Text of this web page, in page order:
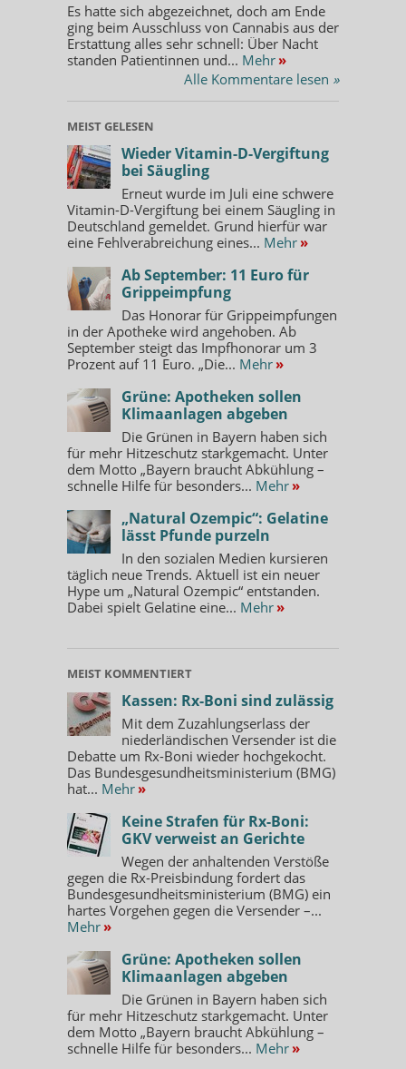
Es hatte sich abgezeichnet, doch am Ende
ging beim Ausschluss von Cannabis aus der
Erstattung alles sehr schnell: Über Nacht
standen Patientinnen und... Mehr »
Alle Kommentare lesen »
MEIST GELESEN
Wieder Vitamin-D-Vergiftung
bei Säugling
Erneut wurde im Juli eine schwere
Vitamin-D-Vergiftung bei einem Säugling in
Deutschland gemeldet. Grund hierfür war
eine Fehlverabreichung eines... Mehr »
Ab September: 11 Euro für
Grippeimpfung
Das Honorar für Grippeimpfungen
in der Apotheke wird angehoben. Ab
September steigt das Impfhonorar um 3
Prozent auf 11 Euro. „Die... Mehr »
Grüne: Apotheken sollen
Klimaanlagen abgeben
Die Grünen in Bayern haben sich
für mehr Hitzeschutz starkgemacht. Unter
dem Motto „Bayern braucht Abkühlung –
schnelle Hilfe für besonders... Mehr »
„Natural Ozempic“: Gelatine
lässt Pfunde purzeln
In den sozialen Medien kursieren
täglich neue Trends. Aktuell ist ein neuer
Hype um „Natural Ozempic“ entstanden.
Dabei spielt Gelatine eine... Mehr »
MEIST KOMMENTIERT
Kassen: Rx-Boni sind zulässig
Mit dem Zuzahlungserlass der
niederländischen Versender ist die
Debatte um Rx-Boni wieder hochgekocht.
Das Bundesgesundheitsministerium (BMG)
hat... Mehr »
Keine Strafen für Rx-Boni:
GKV verweist an Gerichte
Wegen der anhaltenden Verstöße
gegen die Rx-Preisbindung fordert das
Bundesgesundheitsministerium (BMG) ein
hartes Vorgehen gegen die Versender –...
Mehr »
Grüne: Apotheken sollen
Klimaanlagen abgeben
Die Grünen in Bayern haben sich
für mehr Hitzeschutz starkgemacht. Unter
dem Motto „Bayern braucht Abkühlung –
schnelle Hilfe für besonders... Mehr »